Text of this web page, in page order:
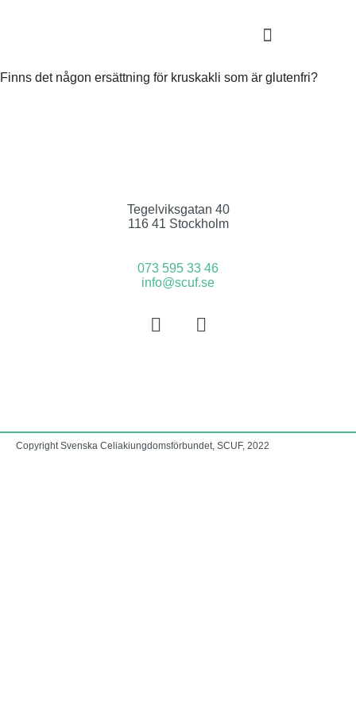
Finns det någon ersättning för kruskakli som är glutenfri?
Tegelviksgatan 40
116 41 Stockholm
073 595 33 46
info@scuf.se
Copyright Svenska Celiakiungdomsförbundet, SCUF, 2022